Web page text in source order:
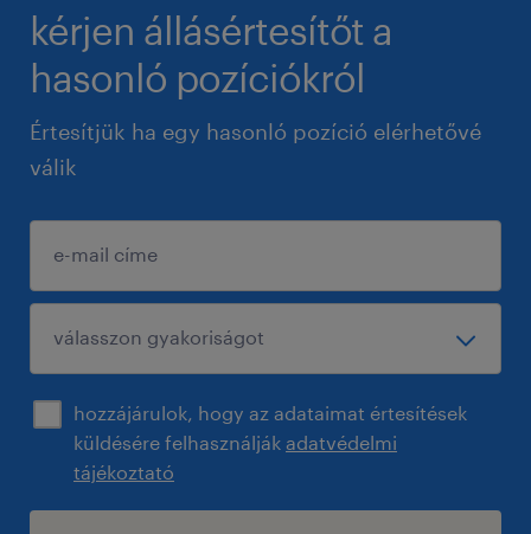
kérjen állásértesítőt a
hasonló pozíciókról
Értesítjük ha egy hasonló pozíció elérhetővé
válik
hozzájárulok, hogy az adataimat értesítések
küldésére felhasználják adatvédelmi
tájékoztató